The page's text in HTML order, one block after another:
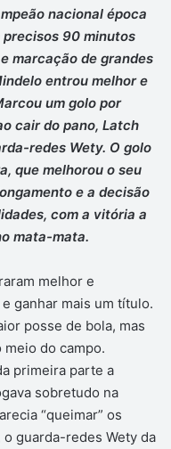
nacional época
90 minutos
marcação de grandes
entrou melhor e
um golo por
cair do pano, Latch
redes Wety. O golo
que melhorou o seu
e a decisão
com a vitória a
mata-mata.
melhor e
ganhar mais um título.
posse de bola, mas
do campo.
primeira parte a
sobretudo na
“queimar” os
guarda-redes Wety da